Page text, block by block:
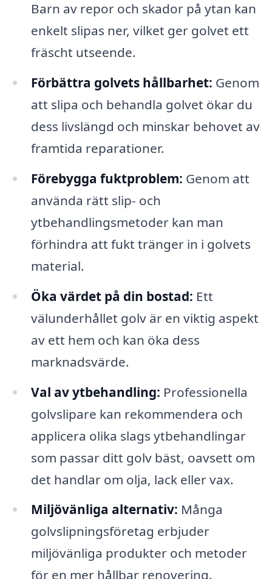
Barn av repor och skador på ytan kan
enkelt slipas ner, vilket ger golvet ett
fräscht utseende.
Förbättra golvets hållbarhet: Genom
att slipa och behandla golvet ökar du
dess livslängd och minskar behovet av
framtida reparationer.
Förebygga fuktproblem: Genom att
använda rätt slip- och
ytbehandlingsmetoder kan man
förhindra att fukt tränger in i golvets
material.
Öka värdet på din bostad: Ett
välunderhållet golv är en viktig aspekt
av ett hem och kan öka dess
marknadsvärde.
Val av ytbehandling: Professionella
golvslipare kan rekommendera och
applicera olika slags ytbehandlingar
som passar ditt golv bäst, oavsett om
det handlar om olja, lack eller vax.
Miljövänliga alternativ: Många
golvslipningsföretag erbjuder
miljövänliga produkter och metoder
för en mer hållbar renovering.